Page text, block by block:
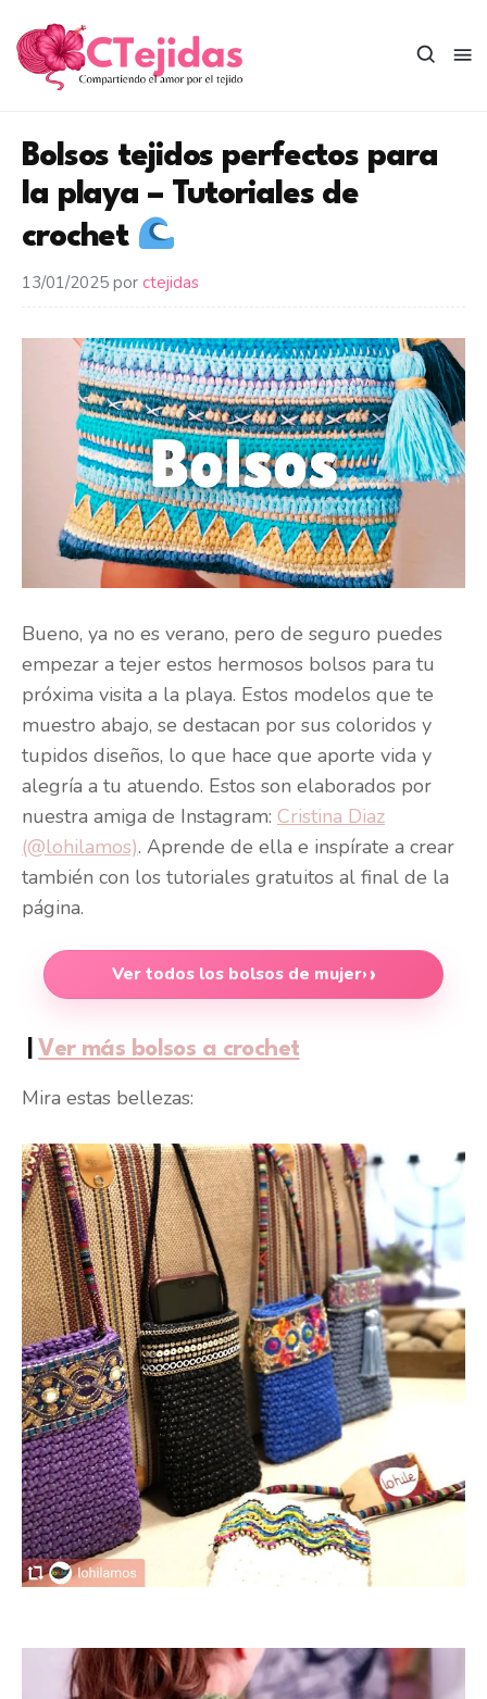
contenido
Bolsos tejidos perfectos para
la playa – Tutoriales de
crochet
13/01/2025 por ctejidas
Bueno, ya no es verano, pero de seguro puedes
empezar a tejer estos hermosos bolsos para tu
próxima visita a la playa. Estos modelos que te
muestro abajo, se destacan por sus coloridos y
tupidos diseños, lo que hace que aporte vida y
alegría a tu atuendo. Estos son elaborados por
nuestra amiga de Instagram: Cristina Diaz
(@lohilamos). Aprende de ella e inspírate a crear
también con los tutoriales gratuitos al final de la
página.
Ver todos los bolsos de mujer›
Ver más bolsos a crochet
Mira estas bellezas: